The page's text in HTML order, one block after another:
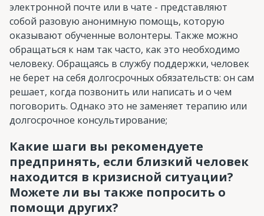
электронной почте или в чате - представляют
собой разовую анонимную помощь, которую
оказывают обученные волонтеры. Также можно
обращаться к нам так часто, как это необходимо
человеку. Обращаясь в службу поддержки, человек
не берет на себя долгосрочных обязательств: он сам
решает, когда позвонить или написать и о чем
поговорить. Однако это не заменяет терапию или
долгосрочное консультирование;
Какие шаги вы рекомендуете
предпринять, если близкий человек
находится в кризисной ситуации?
Можете ли вы также попросить о
помощи других?